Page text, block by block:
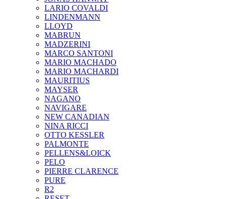
LARIO COVALDI
LINDENMANN
LLOYD
MABRUN
MADZERINI
MARCO SANTONI
MARIO MACHADO
MARIO MACHARDI
MAURITIUS
MAYSER
NAGANO
NAVIGARE
NEW CANADIAN
NINA RICCI
OTTO KESSLER
PALMONTE
PELLENS&LOICK
PELO
PIERRE CLARENCE
PURE
R2